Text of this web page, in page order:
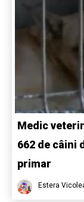
Medic
662 de câini
primar
Estera